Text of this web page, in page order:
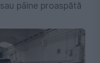
pâine proaspătă